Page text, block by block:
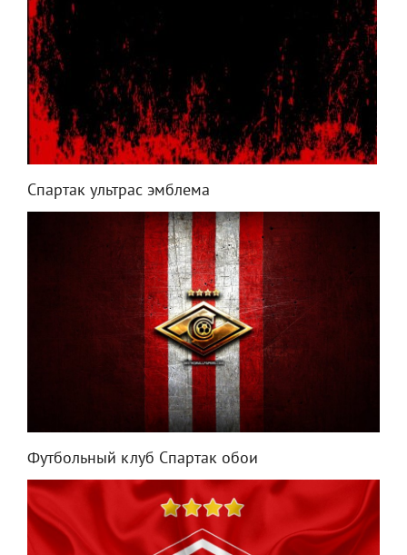
Спартак ультрас эмблема
Футбольный клуб Спартак обои